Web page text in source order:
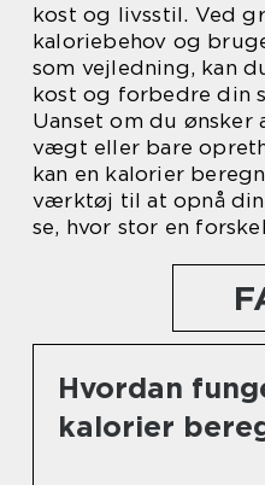
kost og livsstil. Ved
kaloriebehov og
som vejledning, kan
kost og forbedre din
Uanset om du ønsker
vægt eller bare
kan en kalorier
værktøj til at opnå
se, hvor stor en
Hvordan
kalorier